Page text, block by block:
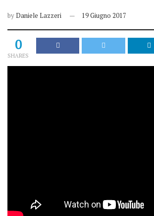
byDaniele Lazzeri 19 Giugno 2017
0
SHARES